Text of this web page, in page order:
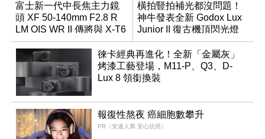
富士新一代中長焦主力鏡
頭 XF 50-140mm F2.8 R
LM OIS WR II 傳將與 X-T6
同步亮相
橫拍豎拍補光都沒問題！
神牛發表全新 Godox Lux
Junior II 復古機頂閃光燈
徠卡經典再進化！全新「金屬灰」
烤漆工藝登場，M11-P、Q3、D-
Lux 8 領銜換裝
報復性熬夜 癌細胞數攀升
PR（安達人壽 安心抗癌）